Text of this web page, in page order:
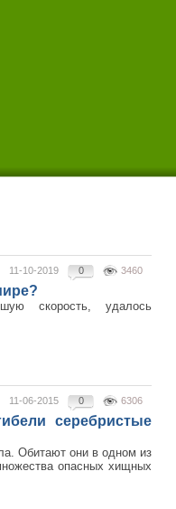
3460
0
11-10-2019
скорость, удалось
6306
0
11-06-2015
серебристые
Обитают они в одном из
опасных хищных